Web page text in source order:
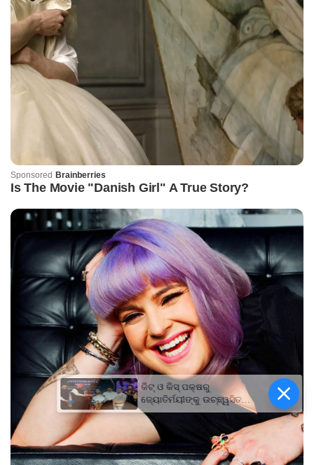
କିଟ୍‍ ଓ କିସ୍‍ ପକ୍ଷରୁ
ଜ୍ୟୋତିର୍ମୟୀଙ୍କୁ ଉଚ୍ଛ୍ୱସିତ
ସମ୍ବର୍ଦ୍ଧନା; ୫ଲକ୍ଷ ଟଙ୍କାର
ପ୍ରୋତ୍ସାହନ ରାଶି ପ୍ରଦାନ